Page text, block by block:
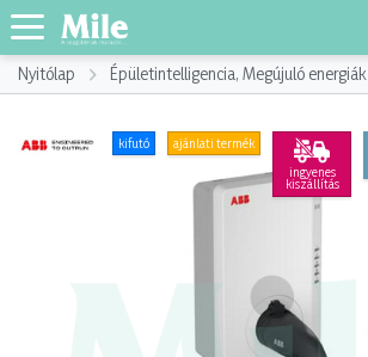
Nyitólap Épületintelligencia, Megújuló energiák
kifutó
ajánlati termék
ingyenes
kiszállítás